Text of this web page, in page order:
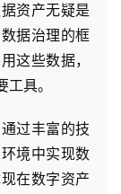
资产无疑是
据治理的框
这些数据，
具。
过丰富的技
境中实现数
在数字资产